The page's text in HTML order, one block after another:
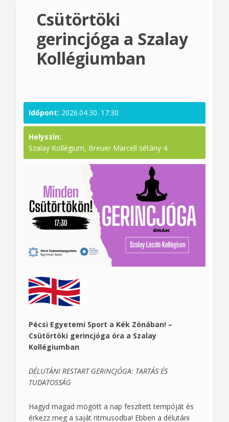
Csütörtöki
gerincjóga a Szalay
Kollégiumban
Időpont: 2026.04.30. 17:30
Helyszín:
Szalay Kollégium, Breuer Marcell sétány 4.
Pécsi Egyetemi Sport a Kék Zónában! –
Csütörtöki gerincjóga óra a Szalay
Kollégiumban
DÉLUTÁNI RESTART GERINCJÓGA: TARTÁS ÉS
TUDATOSSÁG
Hagyd magad mögött a nap feszített tempóját és
érkezz meg a saját ritmusodba! Ebben a délutáni